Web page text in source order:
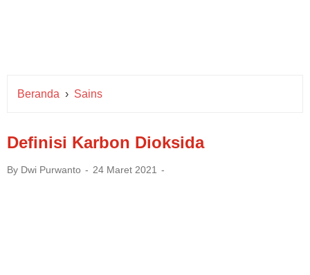
Beranda › Sains
Definisi Karbon Dioksida
By Dwi Purwanto 24 Maret 2021